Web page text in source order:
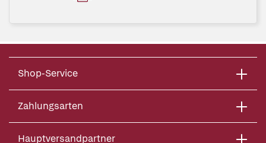
Shop-Service
Zahlungsarten
Hauptversandpartner